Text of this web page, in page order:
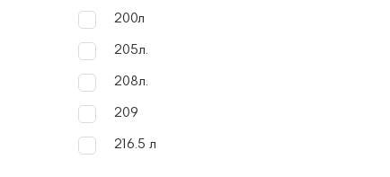
200л
205л.
208л.
209
216.5 л